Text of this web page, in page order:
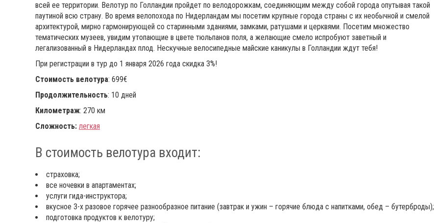
всей ее территории. Велотур по Голландии пройдет по велодорожкам, соединяющим между собой города опутывая такой
паутиной всю страну. Во время велопохода по Нидерландам мы посетим крупные города страны с их необычной и смелой
архитектурой, мирно гармонирующей со старинными зданиями, замками, ратушами и церквями. Посетим множество
тематических музеев, увидим утопающие в цвете тюльпанов поля, а желающие смело испробуют заветный и
легализованный в Нидерландах плод. Нескучные велосипедные майские каникулы в Голландии ждут тебя!
При регистрации в тур до 1 января 2026 года скидка 3%!
Стоимость велотура: 699€
Продолжительность: 10 дней
Километраж: 270 км
Сложность: легкая
В стоимость велотура входит:
страховка;
все ночевки в апартаментах;
услуги гида-инструктора;
вкусное 3-х разовое горячее разнообразное питание (завтрак и ужин – горячие блюда с напитками, обед – бутерброды);
подготовка продуктов к велотуру;